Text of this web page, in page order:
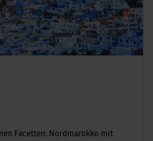
Facetten: Nordmarokko mit